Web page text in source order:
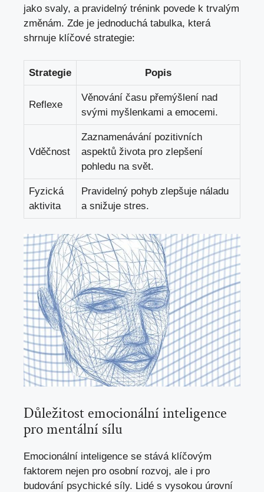
jako svaly, a pravidelný trénink⁣ povede k ⁢trvalým
změnám.⁣ Zde⁢ je jednoduchá tabulka, která
shrnuje ⁣klíčové‌ strategie:
Strategie Popis
Reflexe
Věnování⁤ času přemýšlení⁣ nad
svými myšlenkami​ a ‌emocemi.
Vděčnost
Zaznamenávání ‌pozitivních
aspektů ⁢života pro zlepšení
pohledu na svět.
Fyzická
aktivita
Pravidelný pohyb zlepšuje náladu
a snižuje stres.
Důležitost emocionální ‌inteligence
pro mentální sílu
Emocionální ⁣inteligence ⁣se stává klíčovým
faktorem nejen pro osobní rozvoj, ale i pro
budování ⁢psychické síly. Lidé s vysokou úrovní